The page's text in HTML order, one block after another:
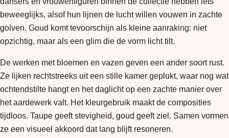
beweeglijks, alsof hun lijnen de lucht willen vouwen in zachte
golven. Goud komt tevoorschijn als kleine aanraking: niet
opzichtig, maar als een glim die de vorm licht tilt.
De werken met bloemen en vazen geven een ander soort rust.
Ze lijken rechtstreeks uit een stille kamer geplukt, waar nog wat
ochtendstilte hangt en het daglicht op een zachte manier over
het aardewerk valt. Het kleurgebruik maakt de composities
tijdloos. Taupe geeft stevigheid, goud geeft ziel. Samen vormen
ze een visueel akkoord dat lang blijft resoneren.